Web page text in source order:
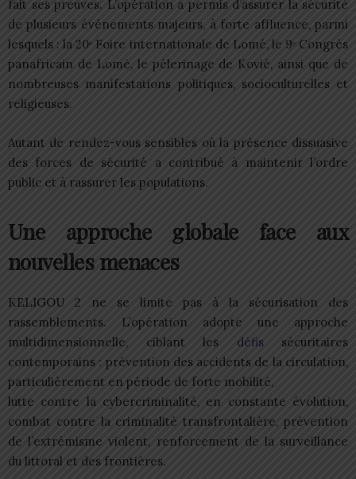
fait ses preuves. L’opération a permis d’assurer la sécurité
de plusieurs événements majeurs, à forte affluence, parmi
lesquels : la 20ᵉ Foire internationale de Lomé, le 9ᵉ Congrès
panafricain de Lomé, le pèlerinage de Kovié, ainsi que de
nombreuses manifestations politiques, socioculturelles et
religieuses.
Autant de rendez-vous sensibles où la présence dissuasive
des forces de sécurité a contribué à maintenir l’ordre
public et à rassurer les populations.
Une approche globale face aux
nouvelles menaces
KELIGOU 2 ne se limite pas à la sécurisation des
rassemblements. L’opération adopte une approche
multidimensionnelle, ciblant les défissécuritaires
contemporains : prévention des accidents de la circulation,
particulièrement en période de forte mobilité,
lutte contre la cybercriminalité, en constante évolution,
combat contre la criminalité transfrontalière, prévention
de l’extrémisme violent, renforcement de la surveillance
du littoral et des frontières.